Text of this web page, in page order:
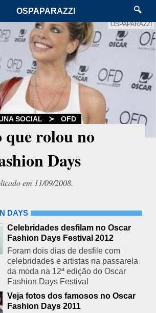
OSPAPARAZZI 🔍
OSPAPARAZZI
SOCIAL ≻ OFD
que rolou no
Days
em 11/09/2008.
DAYS
Celebridades desfilam no Oscar
Fashion Days Festival 2012
Foram dois dias de desfile com
celebridades e artistas na passarela
da moda na 12ª edição do Oscar
Fashion Days Festival
Veja fotos dos famosos no Oscar
Fashion Days 2011